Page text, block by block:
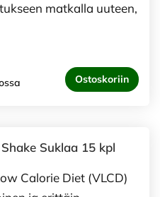
matkalla uuteen,
Ostoskoriin
Suklaa 15 kpl
Calorie Diet (VLCD)